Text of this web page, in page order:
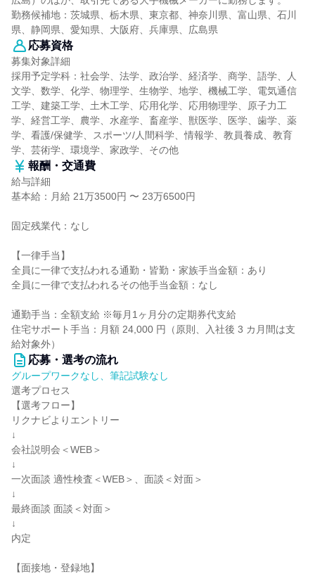
勤務候補地：茨城県、栃木県、東京都、神奈川県、富山県、石川
県、静岡県、愛知県、大阪府、兵庫県、広島県
応募資格
募集対象詳細
採用予定学科：社会学、法学、政治学、経済学、商学、語学、人
文学、数学、化学、物理学、生物学、地学、機械工学、電気通信
工学、建築工学、土木工学、応用化学、応用物理学、原子力工
学、経営工学、農学、水産学、畜産学、獣医学、医学、歯学、薬
学、看護/保健学、スポーツ/人間科学、情報学、教員養成、教育
学、芸術学、環境学、家政学、その他
報酬・交通費
給与詳細
基本給：月給 21万3500円 〜 23万6500円
固定残業代：なし
【一律手当】
全員に一律で支払われる通勤・皆勤・家族手当金額：あり
全員に一律で支払われるその他手当金額：なし
通勤手当：全額支給 ※毎月1ヶ月分の定期券代支給
住宅サポート手当：月額 24,000 円（原則、入社後 3 カ月間は支
給対象外）
応募・選考の流れ
グループワークなし、筆記試験なし
選考プロセス
【選考フロー】
リクナビよりエントリー
↓
会社説明会＜WEB＞
↓
一次面談 適性検査＜WEB＞、面談＜対面＞
↓
最終面談 面談＜対面＞
↓
内定
【面接地・登録地】